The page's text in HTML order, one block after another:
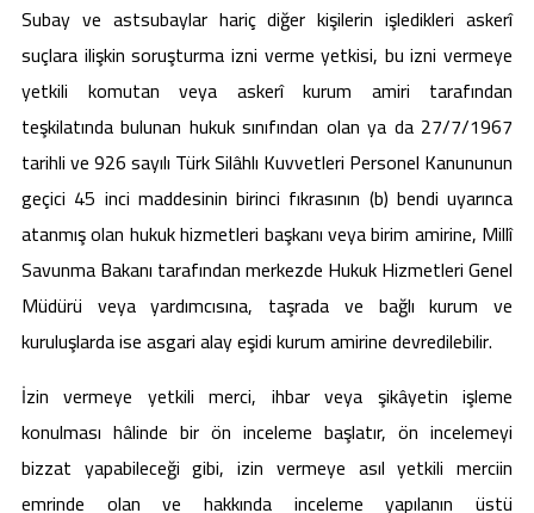
Subay ve astsubaylar hariç diğer kişilerin işledikleri askerî
suçlara ilişkin soruşturma izni verme yetkisi, bu izni vermeye
yetkili komutan veya askerî kurum amiri tarafından
teşkilatında bulunan hukuk sınıfından olan ya da 27/7/1967
tarihli ve 926 sayılı Türk Silâhlı Kuvvetleri Personel Kanununun
geçici 45 inci maddesinin birinci fıkrasının (b) bendi uyarınca
atanmış olan hukuk hizmetleri başkanı veya birim amirine, Millî
Savunma Bakanı tarafından merkezde Hukuk Hizmetleri Genel
Müdürü veya yardımcısına, taşrada ve bağlı kurum ve
kuruluşlarda ise asgari alay eşidi kurum amirine devredilebilir.
İzin vermeye yetkili merci, ihbar veya şikâyetin işleme
konulması hâlinde bir ön inceleme başlatır, ön incelemeyi
bizzat yapabileceği gibi, izin vermeye asıl yetkili merciin
emrinde olan ve hakkında inceleme yapılanın üstü